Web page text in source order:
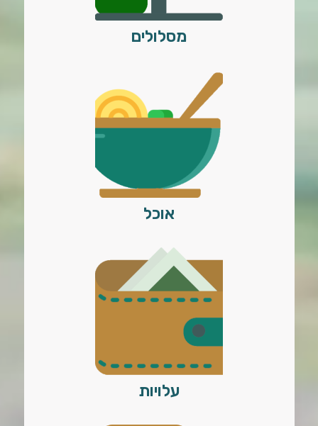
מסלולים
אוכל
עלויות